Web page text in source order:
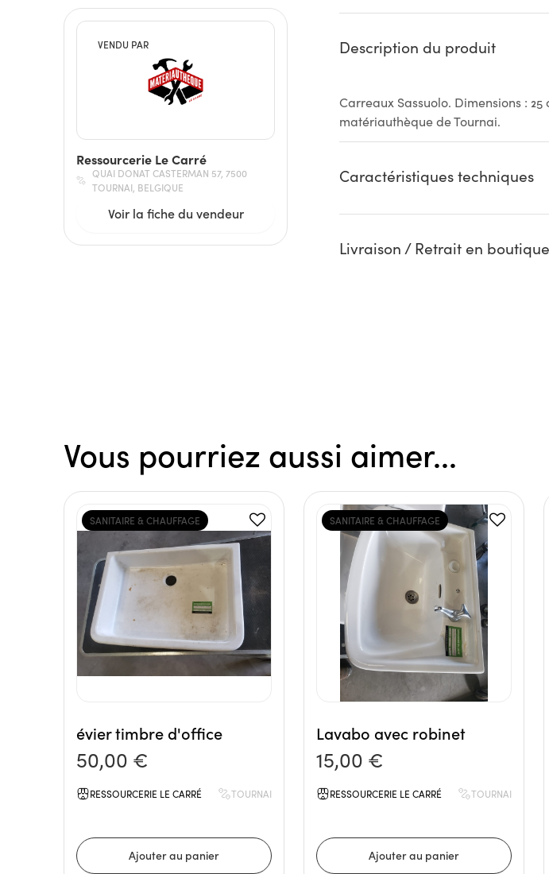
VENDU PAR
Ressourcerie Le Carré
QUAI DONAT CASTERMAN 57, 7500
TOURNAI, BELGIQUE
Voir la fiche du vendeur
Description du produit
Carreaux Sassuolo. Dimensions :
matériauthèque de Tournai.
Caractéristiques techniques
Livraison / Retrait en boutique
Vous pourriez aussi aimer...
SANITAIRE & CHAUFFAGE
évier timbre d'office
50,00 €
RESSOURCERIE LE CARRÉ TOURNAI
SANITAIRE & CHAUFFAGE
Lavabo avec robinet
15,00 €
RESSOURCERIE LE CARRÉ TOURNAI